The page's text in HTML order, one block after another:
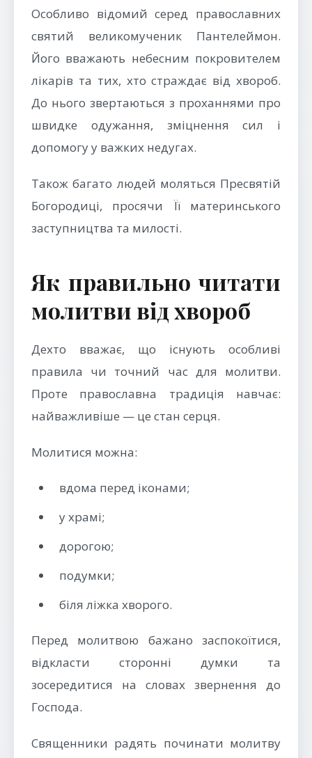
Особливо відомий серед православних
святий великомученик Пантелеймон.
Його вважають небесним покровителем
лікарів та тих, хто страждає від хвороб.
До нього звертаються з проханнями про
швидке одужання, зміцнення сил і
допомогу у важких недугах.
Також багато людей моляться Пресвятій
Богородиці, просячи Її материнського
заступництва та милості.
Як правильно читати
молитви від хвороб
Дехто вважає, що існують особливі
правила чи точний час для молитви.
Проте православна традиція навчає:
найважливіше — це стан серця.
Молитися можна:
вдома перед іконами;
у храмі;
дорогою;
подумки;
біля ліжка хворого.
Перед молитвою бажано заспокоїтися,
відкласти сторонні думки та
зосередитися на словах звернення до
Господа.
Священники радять починати молитву